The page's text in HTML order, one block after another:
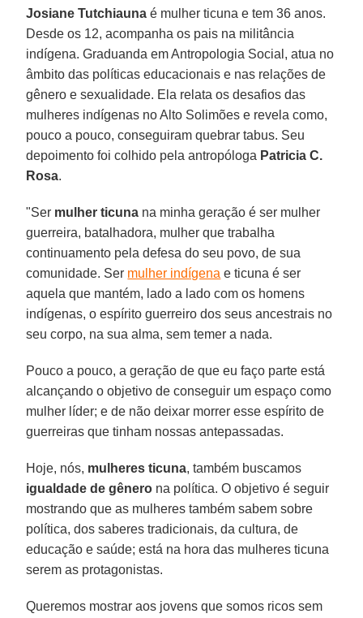
Josiane Tutchiauna é mulher ticuna e tem 36 anos.
Desde os 12, acompanha os pais na militância
indígena. Graduanda em Antropologia Social, atua no
âmbito das políticas educacionais e nas relações de
gênero e sexualidade. Ela relata os desafios das
mulheres indígenas no Alto Solimões e revela como,
pouco a pouco, conseguiram quebrar tabus. Seu
depoimento foi colhido pela antropóloga Patricia C.
Rosa.
"Ser mulher ticuna na minha geração é ser mulher
guerreira, batalhadora, mulher que trabalha
continuamento pela defesa do seu povo, de sua
comunidade. Ser mulher indígena e ticuna é ser
aquela que mantém, lado a lado com os homens
indígenas, o espírito guerreiro dos seus ancestrais no
seu corpo, na sua alma, sem temer a nada.
Pouco a pouco, a geração de que eu faço parte está
alcançando o objetivo de conseguir um espaço como
mulher líder; e de não deixar morrer esse espírito de
guerreiras que tinham nossas antepassadas.
Hoje, nós, mulheres ticuna, também buscamos
igualdade de gênero na política. O objetivo é seguir
mostrando que as mulheres também sabem sobre
política, dos saberes tradicionais, da cultura, de
educação e saúde; está na hora das mulheres ticuna
serem as protagonistas.
Queremos mostrar aos jovens que somos ricos sem